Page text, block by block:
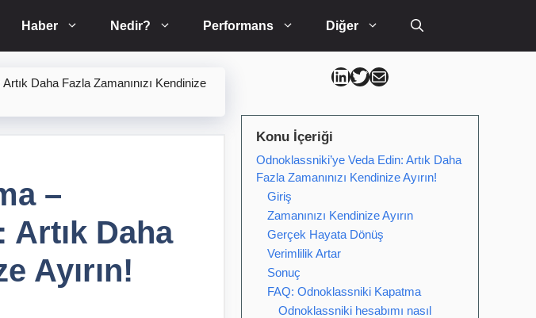
Haber Nedir? Performans Diğer
Daha Fazla Zamanınızı Kendinize
–
Artık Daha
Ayırın!
Can Kütahya Linkedin
Can Kütahya Twitter
Can Kütahya Mail
Konu İçeriği
Odnoklassniki’ye Veda Edin: Artık Daha
Fazla Zamanınızı Kendinize Ayırın!
Giriş
Zamanınızı Kendinize Ayırın
Gerçek Hayata Dönüş
Verimlilik Artar
Sonuç
FAQ: Odnoklassniki Kapatma
Odnoklassniki hesabımı nasıl